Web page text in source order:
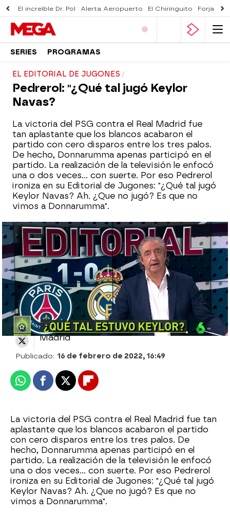
El increíble Dr. Pol Alerta Aeropuerto El Chiringuito Forjado
SERIES PROGRAMAS
EL EDITORIAL DE JUGONES
Pedrerol: "¿Qué tal jugó Keylor
Navas?
La victoria del PSG contra el Real Madrid fue
tan aplastante que los blancos acabaron el
partido con cero disparos entre los tres palos.
De hecho, Donnarumma apenas participó en el
partido. La realización de la televisión le enfocó
una o dos veces... con suerte. Por eso Pedrerol
ironiza en su Editorial de Jugones: "¿Qué tal jugó
Keylor Navas? Ah. ¿Que no jugó? Es que no
vimos a Donnarumma".
Podría haber sido el mayor fail de la
historia de Pedrerol
El Chiringuito
Madrid
Publicado: 16 de febrero de 2022, 16:49
WhatsappFacebook
X Flipboard
La victoria del PSG contra el Real Madrid fue tan
aplastante que los blancos acabaron el partido
con cero disparos entre los tres palos. De
hecho, Donnarumma apenas participó en el
partido. La realización de la televisión le enfocó
una o dos veces... con suerte. Por eso Pedrerol
ironiza en su Editorial de Jugones: "¿Qué tal jugó
Keylor Navas? Ah. ¿Que no jugó? Es que no
vimos a Donnarumma".